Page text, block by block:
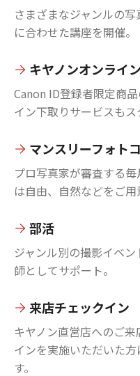
さまざまなジャンルの
に合わせた講座を開催。
キヤノンオンライ
Canon ID登録者限定商
イン下取りサービスもス
マンスリーフォト
プロ写真家が審査する
は自由、自然などをご用
部活
ジャンル別の撮影イベ
師としてサポート。
来店チェックイン
キヤノン直営店へのご
インを実施いただいた
す。